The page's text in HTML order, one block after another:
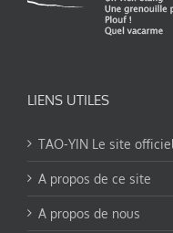
LIENS UTILES
TAO-YIN Le site
A propos de ce site
A propos de nous